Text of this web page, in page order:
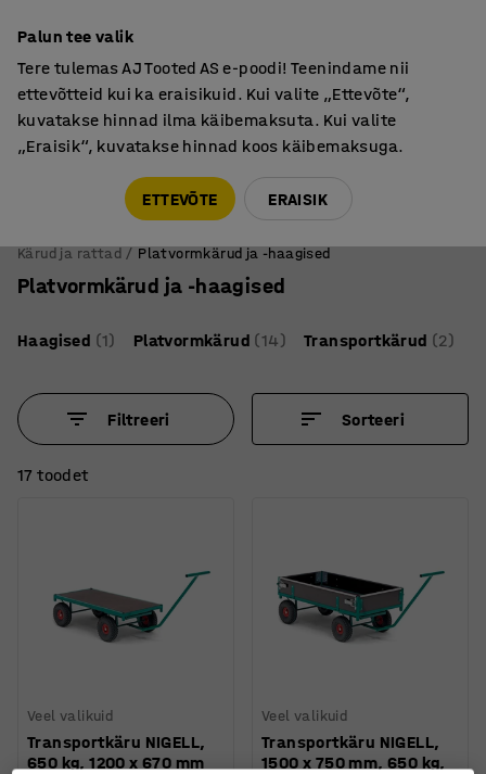
Pärnu mnt 158, Tallinn. Kauba väljastamine Paneeli
6, Tallinn. Vaata lähemalt!
Kärud ja rattad Platvormkärud ja -haagised
Platvormkärud ja -haagised
Haagised (1) Platvormkärud (14) Transportkärud (2)
Filtreeri Sorteeri
17 toodet
Veel valikuid
Transportkäru NIGELL,
650 kg, 1200 x 670 mm
Veel valikuid
Transportkäru NIGELL,
1500 x 750 mm, 650 kg,
Palun tee valik
Tere tulemas AJ Tooted AS e-poodi! Teenindame nii
ettevõtteid kui ka eraisikuid. Kui valite „Ettevõte“,
kuvatakse hinnad ilma käibemaksuta. Kui valite
„Eraisik“, kuvatakse hinnad koos käibemaksuga.
ETTEVÕTE ERAISIK